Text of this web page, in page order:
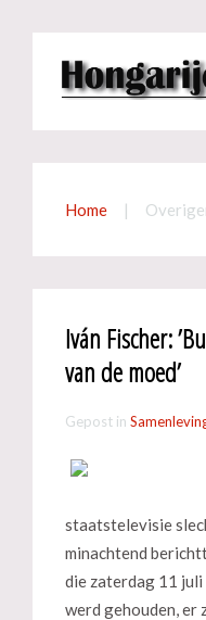
Home
Iván Fischer:
van de moed’
Gepost in
staatstelevisie
minachtend
die zaterdag 11
werd gehouden, er